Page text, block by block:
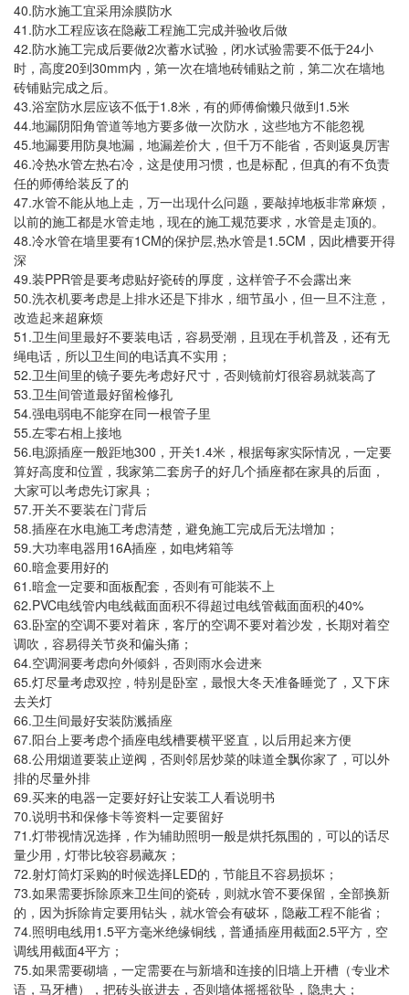
40. 防水施工宜采用涂膜防水
41. 防水工程应该在隐蔽工程施工完成并验收后做
42. 防水施工完成后要做2次蓄水试验，闭水试验需要不低于24小
时，高度20到 30mm内，第一次在墙地砖铺贴之前，第二次在墙地
砖铺贴完成之后。
43.浴室防水层应该不低于1.8米 ，有的师傅偷懒只做到 1.5米
44.地漏阴阳角管道等地方要多做一次防水，这些地方不能忽视
45.地漏要用防臭地漏 ，地漏差价大，但千万不能省，否则返臭厉害
46.冷热水管左热右冷 ，这是使用习惯，也是标配，但真的有不负责
任的师傅给装反了的
47.水管不能从地上走 ，万一出现什么问题，要敲掉地板非常麻烦，
以前的施工都是水管走地，现在的施工规范要求，水管是走顶的。
48.冷水管在墙里要有1CM的保护层,热水管是1.5CM ，因此槽要开得
深
49.装PPR管是要考虑贴好瓷砖的厚度，这样管子不会露出来
50.洗衣机要考虑是上排水还是下排水，细节虽小，但一旦不注意，
改造起来超麻烦
51.卫生间里最好不要装电话，容易受潮 ，且现在手机普及，还有无
绳电话，所以卫生间的电话真不实用；
52.卫生间里的镜子要先考虑好尺寸，否则镜前灯很容易就装高了
53.卫生间管道最好留检修孔
54.强电弱电不能穿在同一根管子里
55.左零右相上接地
56.电源插座一般距地300 ，开关1.4米 ，根据每家实际情况，一定要
算好高度和位置，我家第二套房子的好几个插座都在家具的后面，
大家可以考虑先订家具；
57.开关不要装在门背后
58.插座在水电施工考虑清楚，避免施工完成后无法增加；
59.大功率电器用 16A插座，如电烤箱等
60.暗盒要用好的
61.暗盒一定要和面板配套，否则有可能装不上
62.PVC电线管内电线截面面积不得超过电线管截面面积的40%
63. 卧室的空调不要对着床，客厅的空调不要对着沙发，长期对着空
调吹，容易得关节炎和偏头痛；
64.空调洞要考虑向外倾斜，否则雨水会进来
65.灯尽量考虑双控，特别是卧室，最恨大冬天准备睡觉了，又下床
去关灯
66.卫生间最好安装防溅插座
67. 阳台上要考虑个插座电线槽要横平竖直，以后用起来方便
68.公用烟道要装止逆阀 ，否则邻居炒菜的味道全飘你家了，可以外
排的尽量外排
69.买来的电器一定要好好让安装工人看说明书
70.说明书和保修卡等资料一定要留好
71.灯带视情况选择，作为辅助照明一般是烘托氛围的，可以的话尽
量少用，灯带比较容易藏灰；
72.射灯筒灯采购的时候选择LED的，节能且不容易损坏；
73.如果需要拆除原来卫生间的瓷砖，则就水管不要保留，全部换新
的，因为拆除肯定要用钻头，就水管会有破坏，隐蔽工程不能省；
74.照明电线用 1.5平方毫米绝缘铜线，普通插座用截面2.5平方，空
调线用截面4平方；
75.如果需要砌墙，一定需要在与新墙和连接的旧墙上开槽（专业术
语，马牙槽），把砖头嵌进去，否则墙体摇摇欲坠，隐患大；